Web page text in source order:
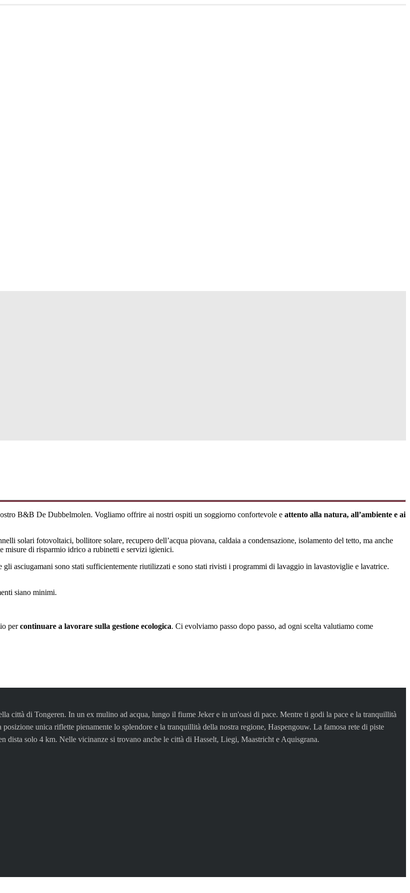
B&B De Dubbelmolen. Vogliamo offrire ai nostri ospiti un soggiorno confortevole e attento alla natura, all’ambiente e ai
solari fotovoltaici, bollitore solare, recupero dell’acqua piovana, caldaia a condensazione, isolamento del tetto, ma anche
misure di risparmio idrico a rubinetti e servizi igienici.
gli asciugamani sono stati sufficientemente riutilizzati e sono stati rivisti i programmi di lavaggio in lavastoviglie e lavatrice.
siano minimi.
percontinuare a lavorare sulla gestione ecologica. Ci evolviamo passo dopo passo, ad ogni scelta valutiamo come
città di Tongeren. In un ex mulino ad acqua, lungo il fiume Jeker e in un'oasi di pace. Mentre ti godi la pace e la tranquillità
unica riflette pienamente lo splendore e la tranquillità della nostra regione, Haspengouw. La famosa rete di piste
solo 4 km. Nelle vicinanze si trovano anche le città di Hasselt, Liegi, Maastricht e Aquisgrana.